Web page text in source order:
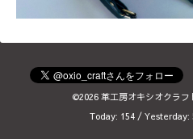
©2026 革工房オキシオクラフ
Today: 154 / Yesterday: